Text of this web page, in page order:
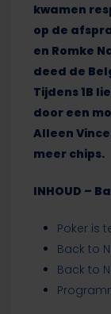
kwamen
op de
en Romke
deed de
Tijdens 1B
door een
Alleen
meer chips.
INHOUD –
Poker is
Back to
Back to